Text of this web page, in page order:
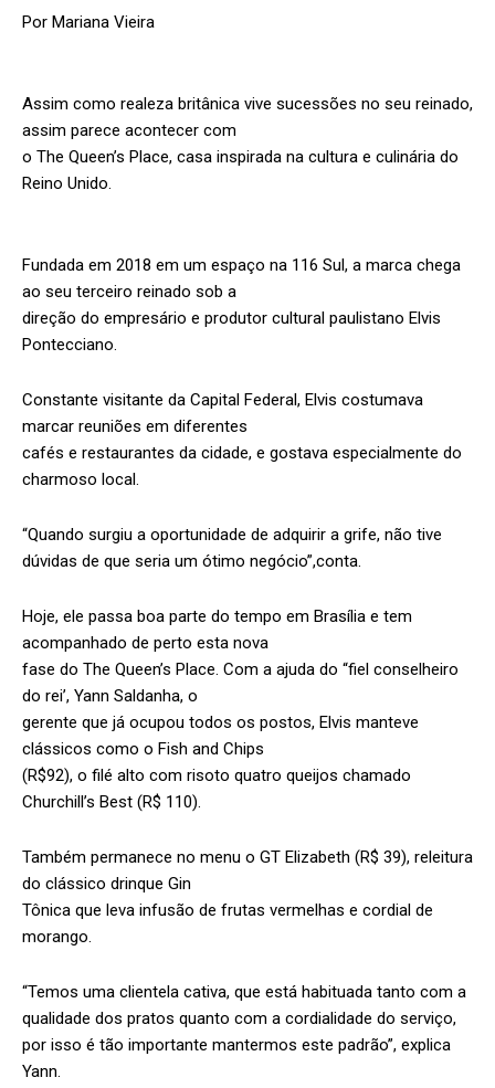
Por Mariana Vieira
Assim como realeza britânica vive sucessões no seu reinado,
assim parece acontecer com
o The Queen’s Place, casa inspirada na cultura e culinária do
Reino Unido.
Fundada em 2018 em um espaço na 116 Sul, a marca chega
ao seu terceiro reinado sob a
direção do empresário e produtor cultural paulistano Elvis
Pontecciano.
Constante visitante da Capital Federal, Elvis costumava
marcar reuniões em diferentes
cafés e restaurantes da cidade, e gostava especialmente do
charmoso local.
“Quando surgiu a oportunidade de adquirir a grife, não tive
dúvidas de que seria um ótimo negócio”,conta.
Hoje, ele passa boa parte do tempo em Brasília e tem
acompanhado de perto esta nova
fase do The Queen’s Place. Com a ajuda do “fiel conselheiro
do rei’, Yann Saldanha, o
gerente que já ocupou todos os postos, Elvis manteve
clássicos como o Fish and Chips
(R$92), o filé alto com risoto quatro queijos chamado
Churchill’s Best (R$ 110).
Também permanece no menu o GT Elizabeth (R$ 39), releitura
do clássico drinque Gin
Tônica que leva infusão de frutas vermelhas e cordial de
morango.
“Temos uma clientela cativa, que está habituada tanto com a
qualidade dos pratos quanto com a cordialidade do serviço,
por isso é tão importante mantermos este padrão”, explica
Yann.